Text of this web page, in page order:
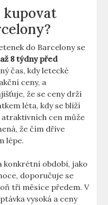
kupovat
do Barcelony se
8 týdny před
čas, kdy letecké
ceny, a
že se ceny drží
léta, kdy se blíží
atraktivních cen může
že čím dříve
lépe.
konkrétní období, jako
doporučuje se
tři měsíce předem. V
vysoká a ceny